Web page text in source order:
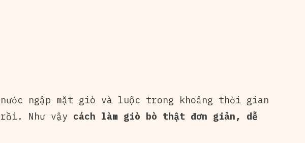
ngập mặt giò và luộc trong khoảng thời gian
Như vậy cách làm giò bò thật đơn giản, dễ